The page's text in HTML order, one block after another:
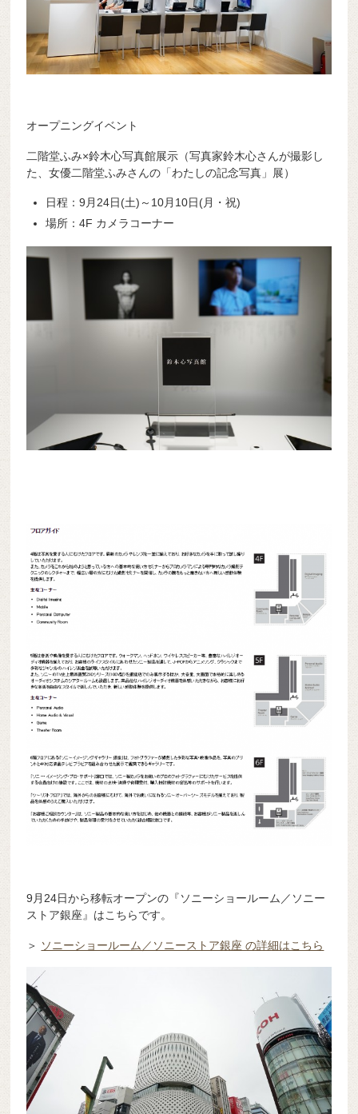
オープニングイベント
二階堂ふみ×鈴木心写真館展示（写真家鈴木心さんが撮影し
た、女優二階堂ふみさんの「わたしの記念写真」展）
日程：9月24日(土)～10月10日(月・祝)
場所：4F カメラコーナー
9月24日から移転オープンの『ソニーショールーム／ソニー
ストア銀座』はこちらです。
＞ ソニーショールーム／ソニーストア銀座 の詳細はこちら